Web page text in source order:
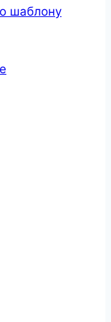
шаблону